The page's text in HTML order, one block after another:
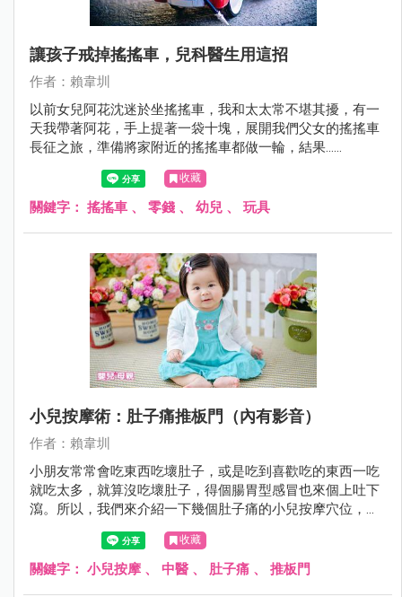
讓孩子戒掉搖搖車，兒科醫生用這招
作者：賴韋圳
以前女兒阿花沈迷於坐搖搖車，我和太太常不堪其擾，有一
天我帶著阿花，手上提著一袋十塊，展開我們父女的搖搖車
長征之旅，準備將家附近的搖搖車都做一輪，結果......
收藏
關鍵字： 搖搖車 、 零錢 、 幼兒 、 玩具
小兒按摩術：肚子痛推板門（內有影音）
作者：賴韋圳
小朋友常常會吃東西吃壞肚子，或是吃到喜歡吃的東西一吃
就吃太多，就算沒吃壞肚子，得個腸胃型感冒也來個上吐下
瀉。所以，我們來介紹一下幾個肚子痛的小兒按摩穴位，首
先必學的穴位就是「推板門」～
收藏
關鍵字： 小兒按摩 、 中醫 、 肚子痛 、 推板門